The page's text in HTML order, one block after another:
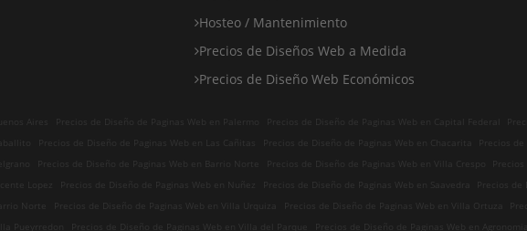
Hosteo / Mantenimiento
Precios de Diseños Web a Medida
Precios de Diseño Web Económicos
Aires Precios de Diseño de Paginas Web en Palermo Precios de Diseño de Paginas Web en Capital Federal
Precios de Diseño de Paginas Web en Las Cañitas Precios de Diseño de Paginas Web en Chacarita
Precios
Precios de Diseño de Paginas Web en Barrio Norte Precios de Diseño de Paginas Web en Villa Crespo
Lopez
Precios de Diseño de Paginas Web en Nuñez Precios de Diseño de Paginas Web en Saavedra
Precios
Norte
Precios de Diseño de Paginas Web en Villa Urquiza Precios de Diseño de Paginas Web en Villa Ortuza
Pueyrredon
Precios de Diseño de Paginas Web en Villa del Parque Precios de Diseño de Paginas Web en Agronomia